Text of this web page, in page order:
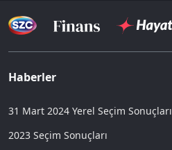
Haberler
31 Mart 2024 Yerel Seçim Sonuçları
2023 Seçim Sonuçları